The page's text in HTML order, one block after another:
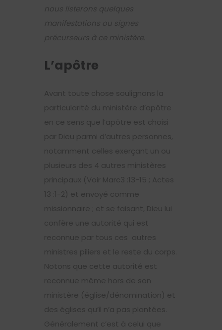
nous listerons quelques
manifestations ou signes
précurseurs à ce ministère.
L’apôtre
Avant toute chose soulignons la
particularité du ministère d’apôtre
en ce sens que l’apôtre est choisi
par Dieu parmi d’autres personnes,
notamment celles exerçant un ou
plusieurs des 4 autres ministères
principaux (Voir Marc3 :13-15 ; Actes
13 :1-2) et envoyé comme
missionnaire ; et se faisant, Dieu lui
confère une autorité qui est
reconnue par tous ces autres
ministres piliers et le reste du corps.
Notons que cette autorité est
reconnue même hors de son
ministère (église/dénomination) et
des églises qu’il n’a pas plantées.
Généralement c’est à celui que